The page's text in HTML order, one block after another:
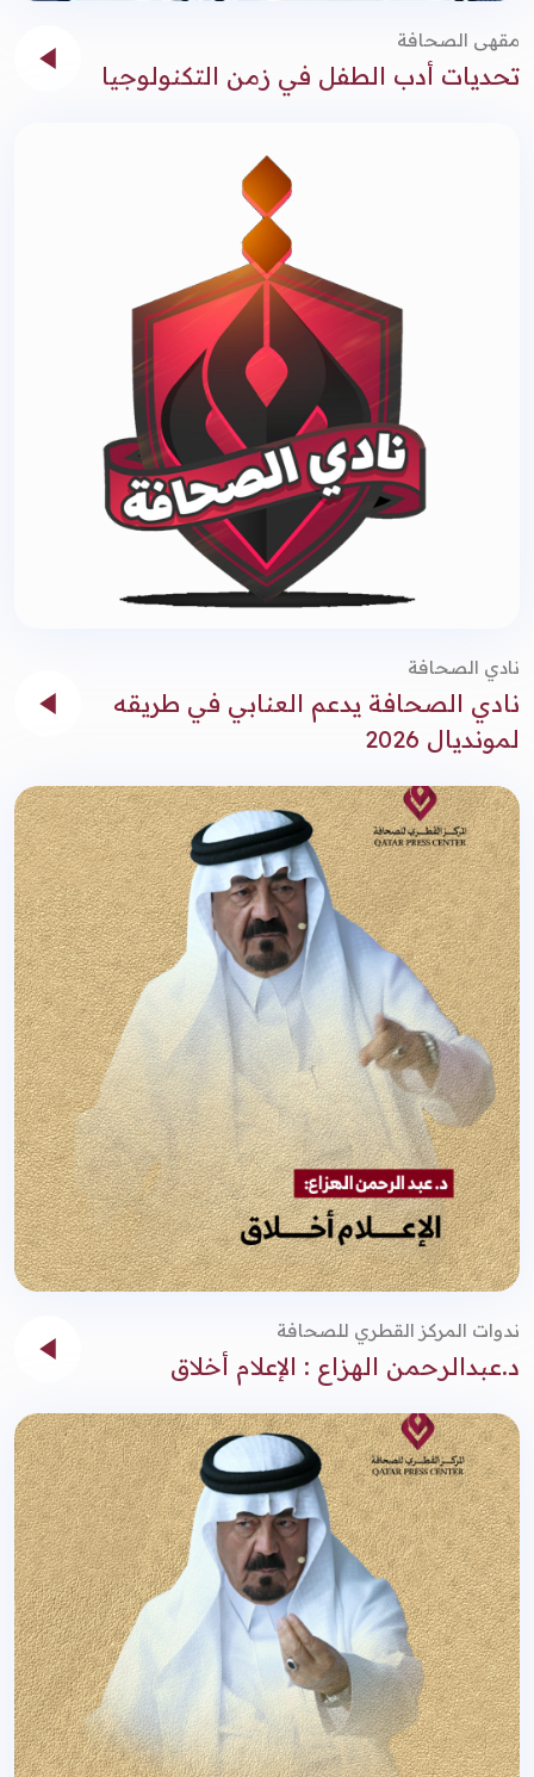
مقهى الصحافة
تحديات أدب الطفل في زمن التكنولوجيا
نادي الصحافة
نادي الصحافة يدعم العنابي في طريقه
لمونديال 2026
ندوات المركز القطري للصحافة
د.عبدالرحمن الهزاع : الإعلام أخلاق